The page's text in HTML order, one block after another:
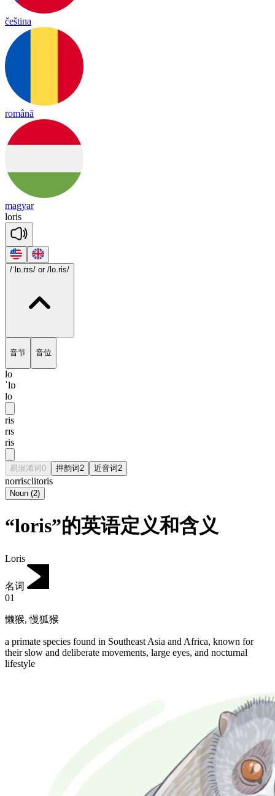
čeština
română
magyar
loris
/ˈlɒ.rɪs/ or /lo.ris/
音节 音位
lo
ˈlɒ
lo
ris
rɪs
ris
易混淆词0 押韵词2 近音词2
norrisclitoris
Noun (2)
“loris”的英语定义和含义
Loris
名词
01
懒猴,慢狐猴
a primate species found in Southeast Asia and Africa, known for
their slow and deliberate movements, large eyes, and nocturnal
lifestyle